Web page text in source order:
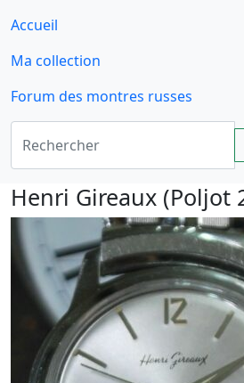
Accueil
Ma collection
Forum des montres russes
Henri Gireaux (Poljot